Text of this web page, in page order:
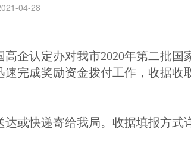
04-28
认定办对我市2020年第二批国
完成奖励资金拨付工作，收据收
快递寄给我局。收据填报方式